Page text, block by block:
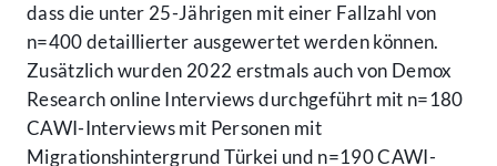
dass die unter 25-Jährigen mit einer Fallzahl von
n=400 detaillierter ausgewertet werden können.
Zusätzlich wurden 2022 erstmals auch von Demox
Research online Interviews durchgeführt mit n=180
CAWI-Interviews mit Personen mit
Migrationshintergrund Türkei und n=190 CAWI-